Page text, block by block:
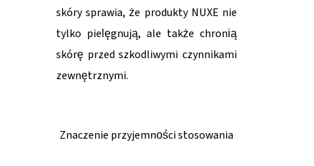
skóry sprawia, że produkty NUXE nie
tylko pielęgnują, ale także chronią
skórę przed szkodliwymi czynnikami
zewnętrznymi.
Znaczenie przyjemności stosowania